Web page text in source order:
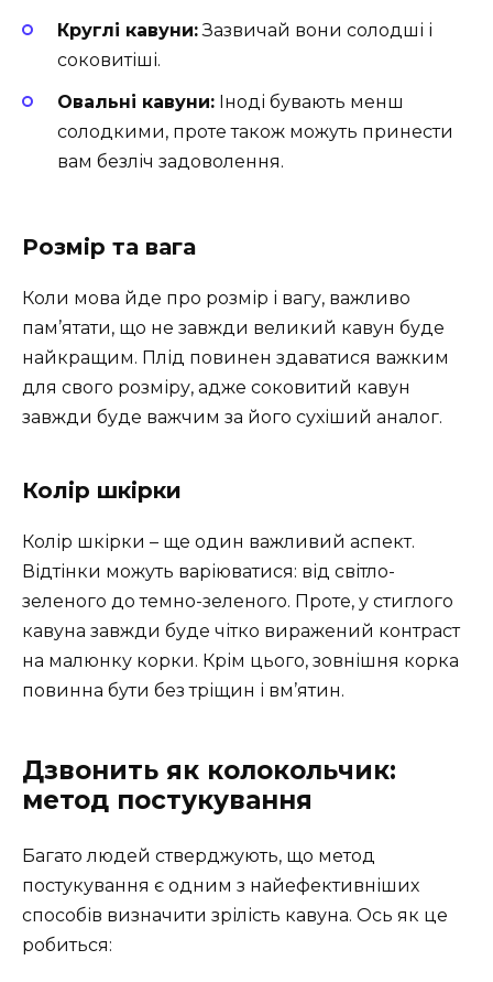
Круглі кавуни:Зазвичай вони солодші і
соковитіші.
Овальні кавуни: Іноді бувають менш
солодкими, проте також можуть принести
вам безліч задоволення.
Розмір та вага
Коли мова йде про розмір і вагу, важливо
пам’ятати, що не завжди великий кавун буде
найкращим. Плід повинен здаватися важким
для свого розміру, адже соковитий кавун
завжди буде важчим за його сухіший аналог.
Колір шкірки
Колір шкірки – ще один важливий аспект.
Відтінки можуть варіюватися: від світло-
зеленого до темно-зеленого. Проте, у стиглого
кавуна завжди буде чітко виражений контраст
на малюнку корки. Крім цього, зовнішня корка
повинна бути без тріщин і вм’ятин.
Дзвонить як колокольчик:
метод постукування
Багато людей стверджують, що метод
постукування є одним з найефективніших
способів визначити зрілість кавуна. Ось як це
робиться: